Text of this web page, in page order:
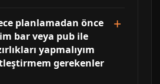
planlamadan önce
bar veya pub ile
yapmalıyım
gerekenler